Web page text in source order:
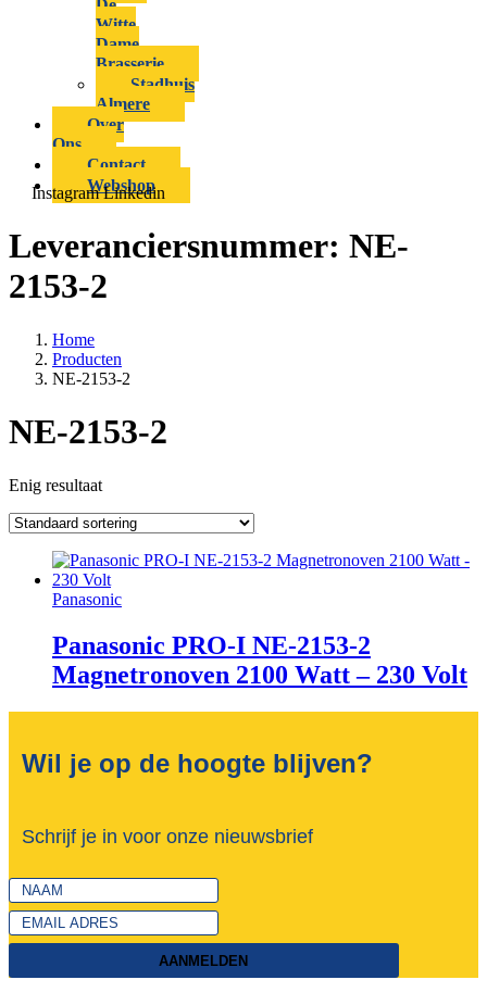
De
Witte
Dame
Brasserie
Stadhuis
Almere
Over
Ons
Contact
Webshop
Instagram Linkedin
Leveranciersnummer: NE-
2153-2
Home
Producten
NE-2153-2
NE-2153-2
Enig resultaat
Panasonic
Panasonic PRO-I NE-2153-2
Magnetronoven 2100 Watt – 230 Volt
Wil je op de hoogte blijven?
Schrijf je in voor onze nieuwsbrief
AANMELDEN